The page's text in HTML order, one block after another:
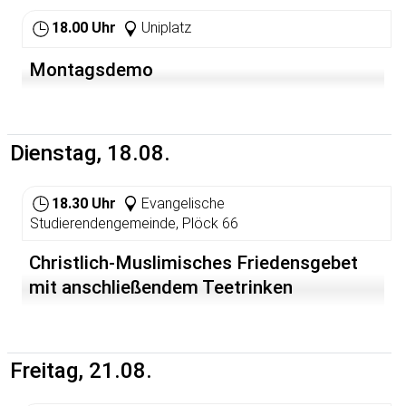
18.00 Uhr Uniplatz
Montagsdemo
Dienstag, 18.08.
18.30 Uhr
Evangelische
Studierendengemeinde, Plöck 66
Christlich-Muslimisches Friedensgebet
mit anschließendem Teetrinken
Freitag, 21.08.